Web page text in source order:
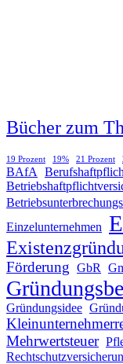
Bücher zum
19 Prozent 19% 21 Prozent
BAfA
Einzelunternehmen
Förderung GbR
Gründungsidee
Mehrwertsteuer